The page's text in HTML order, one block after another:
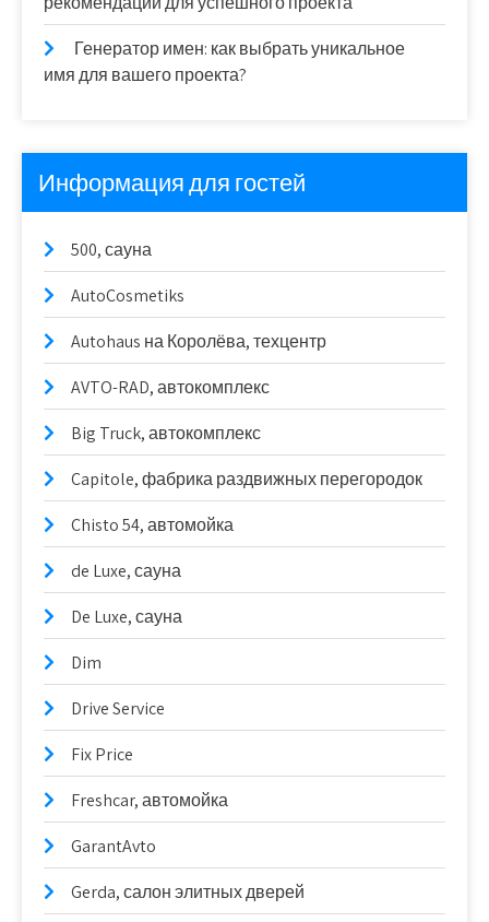
Генератор имен: как выбрать уникальное
имя для вашего проекта?
Информация для гостей
500, сауна
AutoCosmetiks
Autohaus на Королёва, техцентр
AVTO-RAD, автокомплекс
Big Truck, автокомплекс
Capitole, фабрика раздвижных перегородок
Chisto 54, автомойка
de Luxe, сауна
De Luxe, сауна
Dim
Drive Service
Fix Price
Freshcar, автомойка
GarantAvto
Gerda, салон элитных дверей